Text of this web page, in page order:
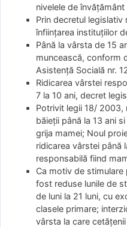
nivelele de învățământ
Prin decretul
înființarea instituțiilor
Până la vârsta de 15
muncească, conform
Asistență Socială nr.
Ridicarea vârstei
7 la 10 ani, decret
Potrivit legii 18/ 2003,
băieții până la 13 ani
grija mamei; Noul
ridicarea vârstei până
responsabilă fiind
Ca motiv de stimulare
fost reduse lunile de
de luni la 21 luni, cu
clasele primare;
vârsta la care